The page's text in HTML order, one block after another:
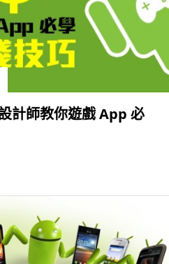
計師教你遊戲 App 必